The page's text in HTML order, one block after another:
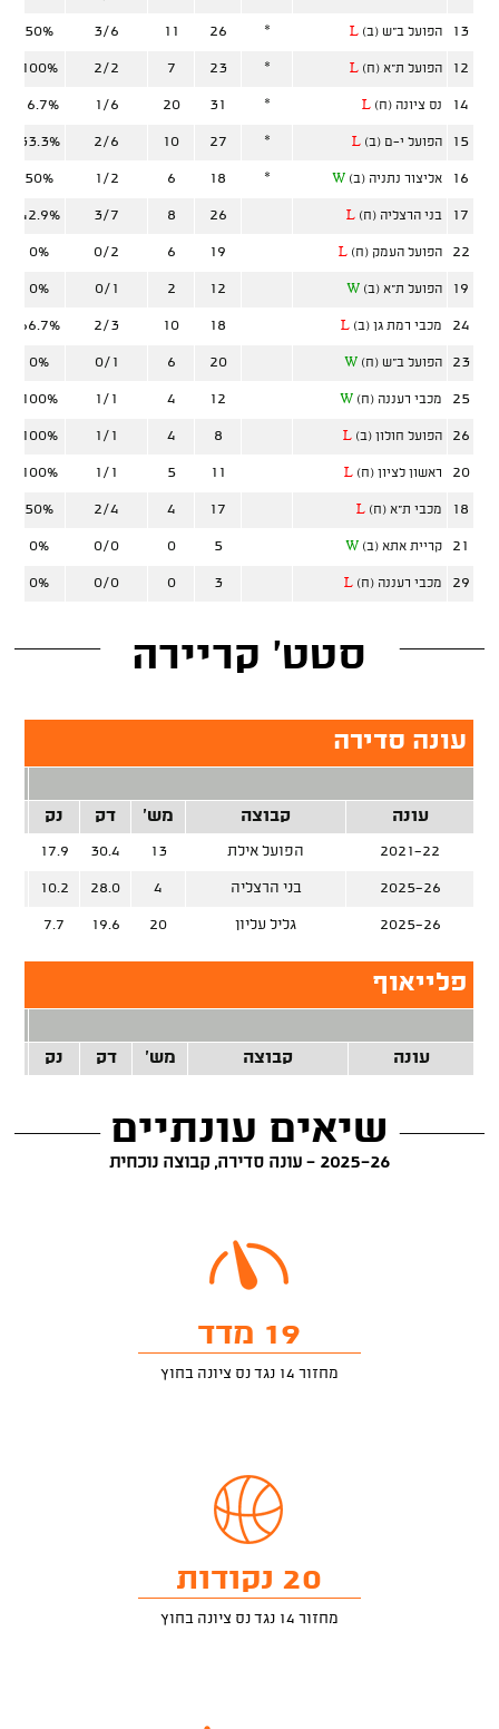
13 הפועל ב"ש (ב) L
*
26
11
3/6
50%
12 הפועל ת"א (ח) L
*
23
7
2/2
100%
14 נס ציונה (ח) L
*
31
20
1/6
16.7%
15 הפועל י-ם (ב) L
*
27
10
2/6
33.3%
16 אליצור נתניה (ב) W
*
18
6
1/2
50%
17 בני הרצליה (ח) L
26
8
3/7
42.9%
22 הפועל העמק (ח) L
19
6
0/2
0%
19 הפועל ת"א (ב) W
12
2
0/1
0%
24 מכבי רמת גן (ב) L
18
10
2/3
66.7%
23 הפועל ב"ש (ח) W
20
6
0/1
0%
25 מכבי רעננה (ח) W
12
4
1/1
100%
26 הפועל חולון (ב) L
8
4
1/1
100%
20 ראשון לציון (ח) L
11
5
1/1
100%
18 מכבי ת"א (ח) L
17
4
2/4
50%
21 קריית אתא (ב) W
5
0
0/0
0%
29 מכבי רעננה (ח) L
3
0
0/0
0%
סטט' קריירה
עונה סדירה
עונה
קבוצה מש' דק נק
2021-22 הפועל אילת 13
30.4
17.9
2025-26 בני הרצליה 4
28.0
10.2
2025-26 גליל עליון 20
19.6
7.7
פלייאוף
עונה
קבוצה מש' דק נק
שיאים עונתיים
2025-26 - עונה סדירה, קבוצה נוכחית
19 מדד
מחזור 14 נגד נס ציונה בחוץ
20 נקודות
מחזור 14 נגד נס ציונה בחוץ